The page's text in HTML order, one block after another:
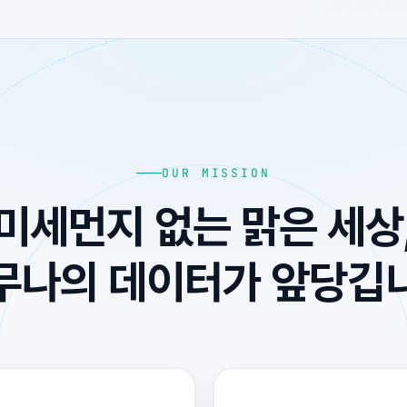
OUR MISSION
세먼지 없는 맑은 세
나의 데이터가 앞당깁